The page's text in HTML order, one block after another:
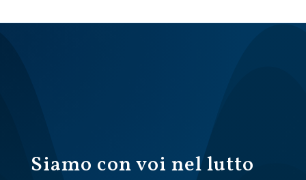
Siamo con voi nel lutto